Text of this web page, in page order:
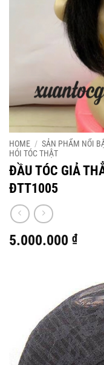
HOME / SẢN PHẨM NỔI
HÓI TÓC THẬT
ĐẦU TÓC GIẢ
ĐTT1005
5.000.000 ₫